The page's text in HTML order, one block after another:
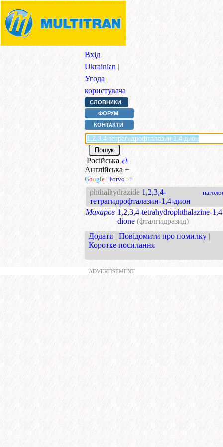
Вхід |
Ukrainian |
Угода
користувача
СЛОВНИКИ
ФОРУМ
КОНТАКТИ
Російська ⇄
Англійська +
Google | Forvo | +
phthalhydrazide 1,2,3,4-
тетрагидрофталазин-1,4-дион
Макаров 1,2,3,4-tetrahydrophthalazine-
dione (фталгидразид)
Додати | Повідомити про помилку |
Коротке посилання
ADVERTISEMENT